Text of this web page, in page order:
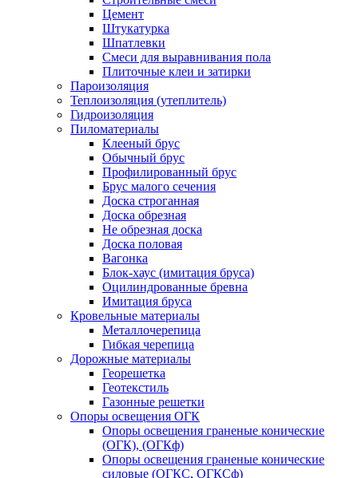
Цемент
Штукатурка
Шпатлевки
Смеси для выравнивания пола
Плиточные клеи и затирки
Пароизоляция
Теплоизоляция (утеплитель)
Гидроизоляция
Пиломатериалы
Клееный брус
Обычный брус
Профилированный брус
Брус малого сечения
Доска строганная
Доска обрезная
Не обрезная доска
Доска половая
Вагонка
Блок-хаус (имитация бруса)
Оцилиндрованные бревна
Имитация бруса
Кровельные материалы
Металлочерепица
Гибкая черепица
Дорожные материалы
Георешетка
Геотекстиль
Газонные решетки
Опоры освещения ОГК
Опоры освещения граненые конические
(ОГК), (ОГКф)
Опоры освещения граненые конические
силовые (ОГКС, ОГКСф)